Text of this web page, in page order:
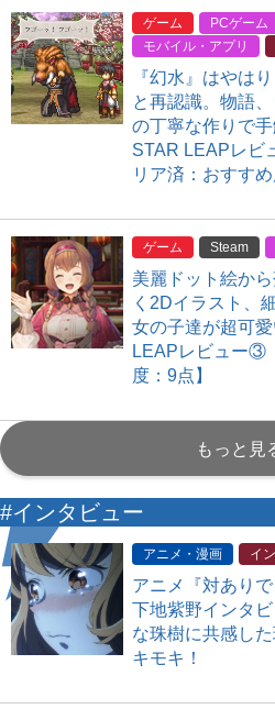
ゲーム PCゲーム
モバイル・アプリ
『幻水』はやは
と再認識。物語
の丁寧な作りで
STAR LEAPレビ
リア済：おすすめ
ゲーム Steam
美麗ドット絵か
く2Dイラスト、
女の子達が超可
LEAPレビュー③
度：9点】
もっと見
#インタビュー
アニメ・漫画 イ
アニメ『対あり
下地紫野インタビ
な珠樹に共感し
キモキ！